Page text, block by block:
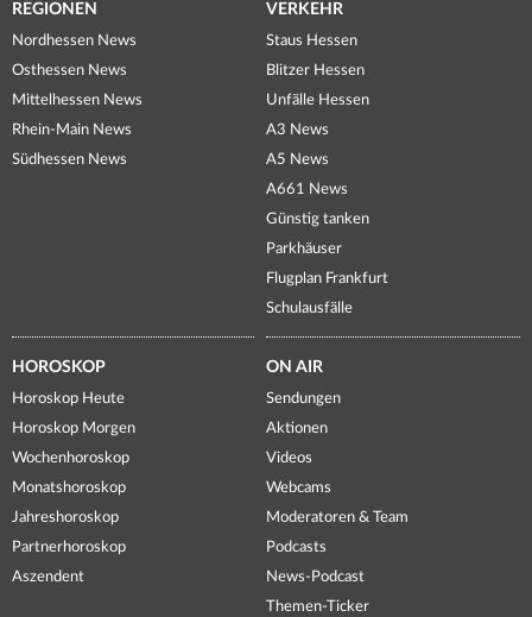
REGIONEN
Nordhessen News
Osthessen News
Mittelhessen News
Rhein-Main News
Südhessen News
VERKEHR
Staus Hessen
Blitzer Hessen
Unfälle Hessen
A3 News
A5 News
A661 News
Günstig tanken
Parkhäuser
Flugplan Frankfurt
Schulausfälle
HOROSKOP
Horoskop Heute
Horoskop Morgen
Wochenhoroskop
Monatshoroskop
Jahreshoroskop
Partnerhoroskop
Aszendent
ON AIR
Sendungen
Aktionen
Videos
Webcams
Moderatoren & Team
Podcasts
News-Podcast
Themen-Ticker